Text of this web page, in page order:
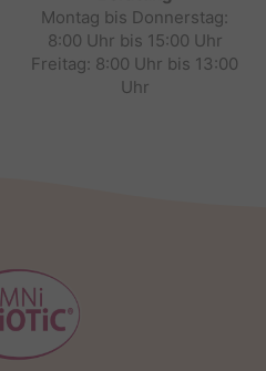
Montag bis Donnerstag:
8:00 Uhr bis 15:00 Uhr
Freitag: 8:00 Uhr bis 13:00
Uhr